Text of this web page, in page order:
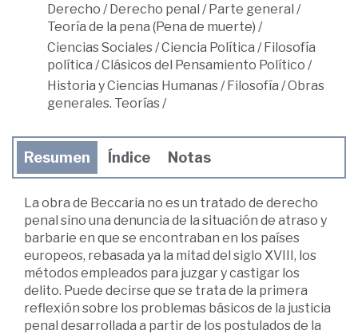
Derecho /Derecho penal /Parte general /
Teoría de la pena (Pena de muerte) /
Ciencias Sociales /Ciencia Política /Filosofía
política /Clásicos del Pensamiento Político /
Historia y Ciencias Humanas /Filosofía /Obras
generales. Teorías /
Resumen Índice Notas
La obra de Beccaria no es un tratado de derecho
penal sino una denuncia de la situación de atraso y
barbarie en que se encontraban en los países
europeos, rebasada ya la mitad del siglo XVIII, los
métodos empleados para juzgar y castigar los
delito. Puede decirse que se trata de la primera
reflexión sobre los problemas básicos de la justicia
penal desarrollada a partir de los postulados de la